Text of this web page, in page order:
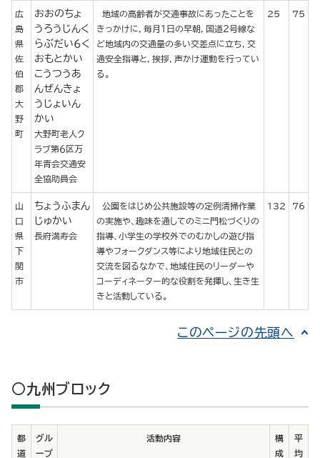
広
島
県
佐
伯
郡
大
野
町
おおのちょ
うろうじんく
らぶだい６く
おもとかい
こうつうあ
んぜんきょ
うじょいん
かい
大野町老人ク
ラブ第６区万
年青会交通安
全協助員会
地域の高齢者が交通事故にあったことを
きっかけに，毎月１日の早朝，国道２号線な
ど地域内の交通量の多い交差点に立ち，交
通安全指導と，挨拶，声かけ運動を行ってい
る。
25 75
山
口
県
下
関
市
ちょうふまん
じゅかい
長府満寿会
公園をはじめ公共施設等の定例清掃作業
の実施や、趣味を通してのミニ門松づくりの
指導、小学生の学校外でのむかしの遊び指
導やフォークダンス等により地域住民との
交流を図るなかで、地域住民のリーダーや
コーディネーター的な役割を発揮し、生き生
きと活動している。
132 76
このページの先頭へ
○九州ブロック
都
道
グル
ープ
活動内容
構
成
平
均